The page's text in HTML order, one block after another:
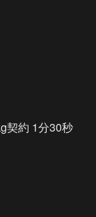
契約 1分30秒